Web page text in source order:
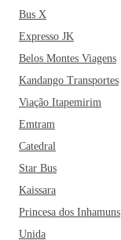
Bus X
Expresso JK
Belos Montes Viagens
Kandango Transportes
Viação Itapemirim
Emtram
Catedral
Star Bus
Kaissara
Princesa dos Inhamuns
Unida